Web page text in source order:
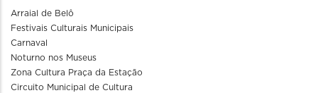
Arraial de Belô
Festivais Culturais Municipais
Carnaval
Noturno nos Museus
Zona Cultura Praça da Estação
Circuito Municipal de Cultura